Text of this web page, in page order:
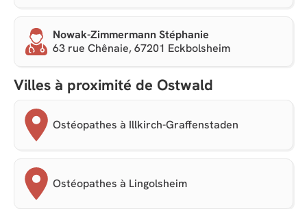
Nowak-Zimmermann Stéphanie
63 rue Chênaie, 67201 Eckbolsheim
Villes à proximité de Ostwald
Ostéopathes à Illkirch-Graffenstaden
Ostéopathes à Lingolsheim